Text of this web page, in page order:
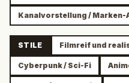
Kanalvorstellung / Marken-
STILE Filmreif und
Cyberpunk / Sci-Fi